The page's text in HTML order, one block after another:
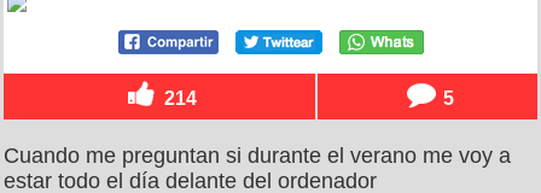
214 5
Cuando me preguntan si durante el verano me voy a
estar todo el día delante del ordenador